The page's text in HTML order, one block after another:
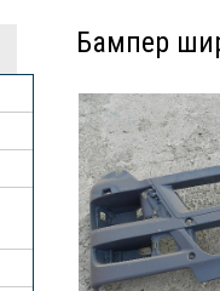
Бампер